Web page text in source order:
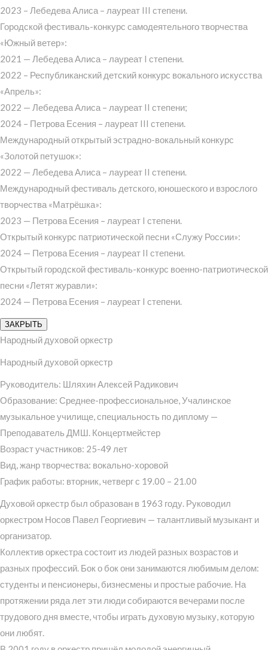
2023 – Лебедева Алиса – лауреат III степени.
Городской фестиваль-конкурс самодеятельного творчества
«Южный ветер»:
2021 — Лебедева Алиса – лауреат I степени.
2022 – Республиканский детский конкурс вокального искусства
«Апрель»:
2022 — Лебедева Алиса – лауреат II степени;
2024 – Петрова Есения – лауреат III степени.
Международный открытый эстрадно-вокальный конкурс
«Золотой петушок»:
2022 — Лебедева Алиса – лауреат II степени.
Международный фестиваль детского, юношеского и взрослого
творчества «Матрёшка»:
2023 — Петрова Есения – лауреат I степени.
Открытый конкурс патриотической песни «Служу России»:
2024 — Петрова Есения – лауреат II степени.
Открытый городской фестиваль-конкурс военно-патриотической
песни «Летят журавли»:
2024 — Петрова Есения – лауреат I степени.
ЗАКРЫТЬ
Народный духовой оркестр
Народный духовой оркестр
Руководитель: Шляхин Алексей Радикович
Образование: Среднее-профессиональное, Учалинское
музыкальное училище, специальность по диплому —
Преподаватель ДМШ. Концертмейстер
Возраст участников: 25-49 лет
Вид, жанр творчества: вокально-хоровой
График работы: вторник, четверг с 19.00 – 21.00
Духовой оркестр был образован в 1963 году. Руководил
оркестром Носов Павел Георгиевич — талантливый музыкант и
организатор.
Коллектив оркестра состоит из людей разных возрастов и
разных профессий. Бок о бок они занимаются любимым делом:
студенты и пенсионеры, бизнесмены и простые рабочие. На
протяжении ряда лет эти люди собираются вечерами после
трудового дня вместе, чтобы играть духовую музыку, которую
они любят.